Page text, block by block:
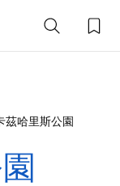
茲哈里斯公園